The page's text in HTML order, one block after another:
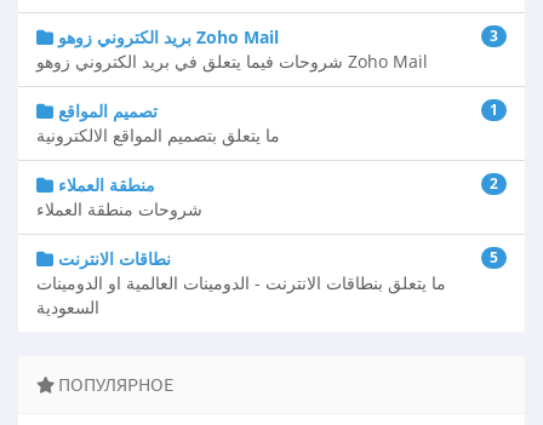
بريد الكتروني زوهو Zoho Mail 3
شروحات فيما يتعلق في بريد الكتروني زوهو Zoho Mail
تصميم المواقع 1
ما يتعلق بتصميم المواقع الالكترونية
منطقة العملاء 2
شروحات منطقة العملاء
نطاقات الانترنت 5
ما يتعلق بنطاقات الانترنت - الدومينات العالمية او الدومينات
السعودية
ПОПУЛЯРНОЕ